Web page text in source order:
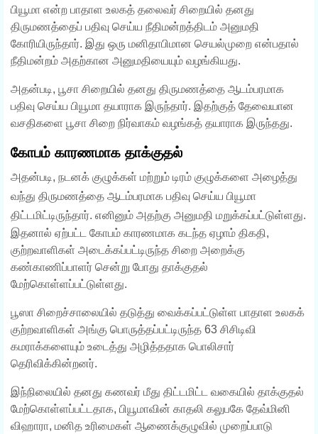
பியூமா என்ற பாதாள உலகத் தலைவர் சிறையில் தனது
திருமணத்தைப் பதிவு செய்ய நீதிமன்றத்திடம் அனுமதி
கோரியிருந்தார். இது ஒரு மனிதாபிமான செயல்முறை என்பதால்
நீதிமன்றம் அதற்கான அனுமதியையும் வழங்கியது.
அதன்படி, பூசா சிறையில் தனது திருமணத்தை ஆடம்பரமாக
பதிவு செய்ய பியூமா தயாராக இருந்தார். இதற்குத் தேவையான
வசதிகளை பூசா சிறை நிர்வாகம் வழங்கத் தயாராக இருந்தது.
கோபம் காரணமாக தாக்குதல்
அதன்படி, நடனக் குழுக்கள் மற்றும் டிரம் குழுக்களை அழைத்து
வந்து திருமணத்தை ஆடம்பரமாக பதிவு செய்ய பியூமா
திட்டமிட்டிருந்தார். எனினும் அதற்கு அனுமதி மறுக்கப்பட்டுள்ளது.
இதனால் ஏற்பட்ட கோபம் காரணமாக கடந்த ஏழாம் திகதி,
குற்றவாளிகள் அடைக்கப்பட்டிருந்த சிறை அறைக்கு
கண்காணிப்பாளர் சென்று போது தாக்குதல்
மேற்கொள்ளப்பட்டுள்ளது.
பூஸா சிறைச்சாலையில் தடுத்து வைக்கப்பட்டுள்ள பாதாள உலகக்
குற்றவாளிகள் அங்கு பொருத்தப்பட்டிருந்த 63 சிசிடிவி
கமராக்களையும் உடைத்து அழித்ததாக பொலிசார்
தெரிவிக்கின்றனர்.
இந்நிலையில் தனது கணவர் மீது திட்டமிட்ட வகையில் தாக்குதல்
மேற்கொள்ளப்பட்டதாக, பியூமாவின் காதலி கலுபகே தேவ்மினி
விஹாரா, மனித உரிமைகள் ஆணைக்குழுவில் முறைப்பாடு